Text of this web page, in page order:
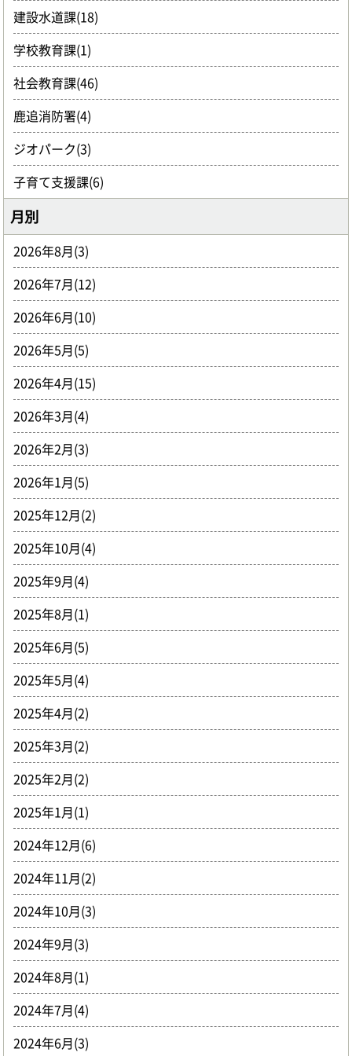
建設水道課(18)
学校教育課(1)
社会教育課(46)
鹿追消防署(4)
ジオパーク(3)
子育て支援課(6)
月別
2026年8月(3)
2026年7月(12)
2026年6月(10)
2026年5月(5)
2026年4月(15)
2026年3月(4)
2026年2月(3)
2026年1月(5)
2025年12月(2)
2025年10月(4)
2025年9月(4)
2025年8月(1)
2025年6月(5)
2025年5月(4)
2025年4月(2)
2025年3月(2)
2025年2月(2)
2025年1月(1)
2024年12月(6)
2024年11月(2)
2024年10月(3)
2024年9月(3)
2024年8月(1)
2024年7月(4)
2024年6月(3)